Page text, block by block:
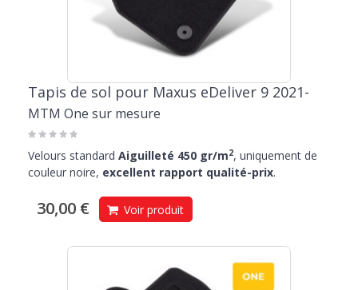
Tapis de sol pour Maxus eDeliver 9 2021-
MTM One sur mesure
Velours standard Aiguilleté 450 gr/m2, uniquement de
couleur noire, excellent rapport qualité-prix.
30,00 € Voir produit